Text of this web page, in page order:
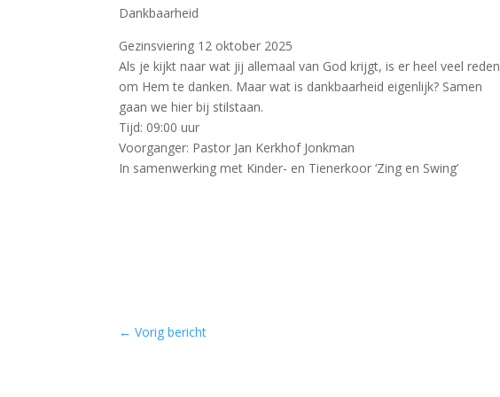
Dankbaarheid
Gezinsviering 12 oktober 2025
Als je kijkt naar wat jij allemaal van God krijgt, is er heel veel reden
om Hem te danken. Maar wat is dankbaarheid eigenlijk? Samen
gaan we hier bij stilstaan.
Tijd: 09:00 uur
Voorganger: Pastor Jan Kerkhof Jonkman
In samenwerking met Kinder- en Tienerkoor ‘Zing en Swing’
←Vorig bericht